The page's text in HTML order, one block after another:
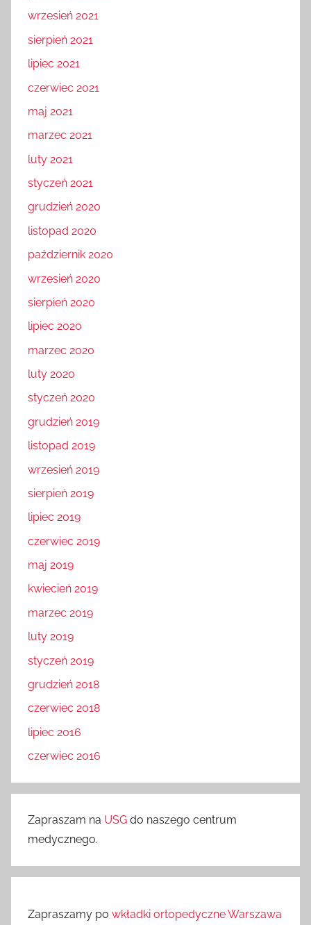
wrzesień 2021
sierpień 2021
lipiec 2021
czerwiec 2021
maj 2021
marzec 2021
luty 2021
styczeń 2021
grudzień 2020
listopad 2020
październik 2020
wrzesień 2020
sierpień 2020
lipiec 2020
marzec 2020
luty 2020
styczeń 2020
grudzień 2019
listopad 2019
wrzesień 2019
sierpień 2019
lipiec 2019
czerwiec 2019
maj 2019
kwiecień 2019
marzec 2019
luty 2019
styczeń 2019
grudzień 2018
czerwiec 2018
lipiec 2016
czerwiec 2016
Zapraszam na USG do naszego centrum
medycznego.
Zapraszamy po wkładki ortopedyczne Warszawa